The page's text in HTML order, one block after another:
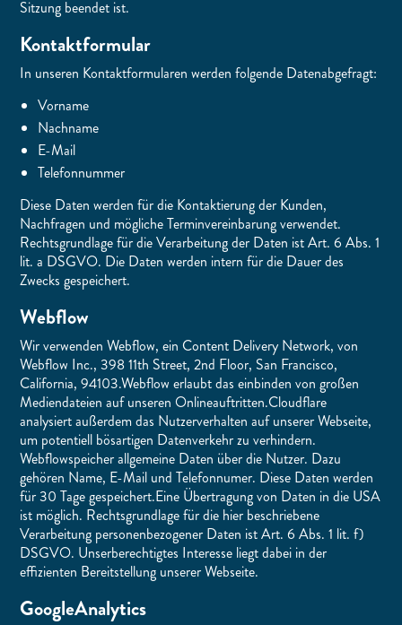
Sitzung beendet ist.
Kontaktformular
In unseren Kontaktformularen werden folgende Datenabgefragt:
Vorname
Nachname
E-Mail
Telefonnummer
Diese Daten werden für die Kontaktierung der Kunden,
Nachfragen und mögliche Terminvereinbarung verwendet.
Rechtsgrundlage für die Verarbeitung der Daten ist Art. 6 Abs. 1
lit. a DSGVO. Die Daten werden intern für die Dauer des
Zwecks gespeichert.
Webflow
Wir verwenden Webflow, ein Content Delivery Network, von
Webflow Inc., 398 11th Street, 2nd Floor, San Francisco,
California, 94103.Webflow erlaubt das einbinden von großen
Mediendateien auf unseren Onlineauftritten.Cloudflare
analysiert außerdem das Nutzerverhalten auf unserer Webseite,
um potentiell bösartigen Datenverkehr zu verhindern.
Webflowspeicher allgemeine Daten über die Nutzer. Dazu
gehören Name, E-Mail und Telefonnumer. Diese Daten werden
für 30 Tage gespeichert.Eine Übertragung von Daten in die USA
ist möglich. Rechtsgrundlage für die hier beschriebene
Verarbeitung personenbezogener Daten ist Art. 6 Abs. 1 lit. f)
DSGVO. Unserberechtigtes Interesse liegt dabei in der
effizienten Bereitstellung unserer Webseite.
GoogleAnalytics